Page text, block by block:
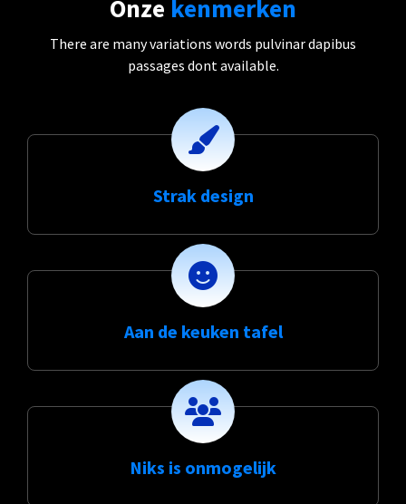
Onze kenmerken
There are many variations words pulvinar dapibus
passages dont available.
Strak design
Aan de keuken tafel
Niks is onmogelijk